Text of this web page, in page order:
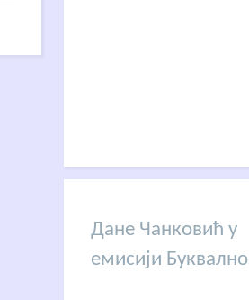
Дане Чанковић у
емисији Буквално